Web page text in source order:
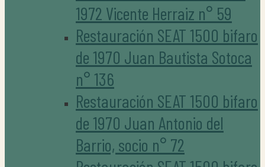
1972 Vicente Herraiz n° 59
Restauración SEAT 1500 bifaro
de 1970 Juan Bautista Sotoca
n° 136
Restauración SEAT 1500 bifaro
de 1970 Juan Antonio del
Barrio, socio n° 72